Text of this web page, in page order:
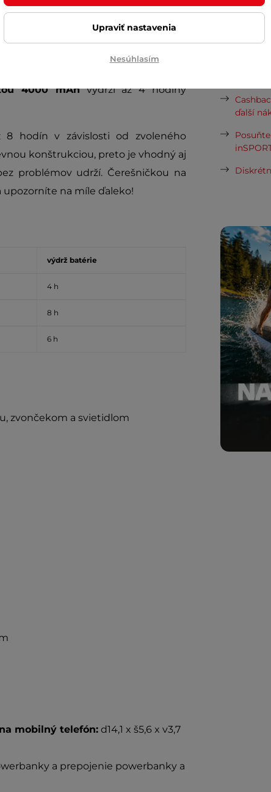
riadidiel bicyklov a kolobežiek od
mechanizmu.
držiak na telefón(6 až 10 cm), preto
zariadenie, a to vertikálne
4000 mAhvydrží až 4 hodiny
8 hodín v závislosti od zvoleného
konštrukciou, preto je vhodný aj
problémov udrží. Čerešničkou na
upozorníte na míle ďaleko!
výdrž batérie
4 h
8 h
6 h
zvončekom a svietidlom
mobilný telefón:d14,1 x š5,6 x v3,7
a prepojenie powerbanky a
Vaša
ďalší
Upraviť nastavenia
Nesúhlasím